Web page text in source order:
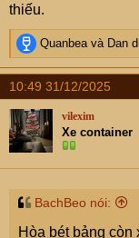
thiếu.
R
e
a
c
t
i
o
n
s
Quanbea và Dan
10:49 31/12/2025
vilexim
Xe container
BachBeo nói:
Hòa bét bảng còn